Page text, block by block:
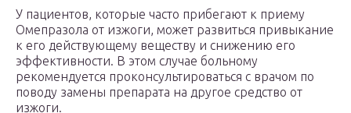
У пациентов, которые часто прибегают к приему
Омепразола от изжоги, может развиться привыкание
к его действующему веществу и снижению его
эффективности. В этом случае больному
рекомендуется проконсультироваться с врачом по
поводу замены препарата на другое средство от
изжоги.